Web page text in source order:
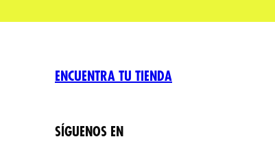
ENCUENTRA TU TIENDA
SÍGUENOS EN